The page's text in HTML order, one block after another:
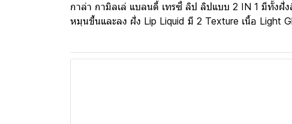
กาล่า กามิลเล่ แบลนดี้ เทรซี่ ลิป ลิปแบบ 2 IN 1 มีทั้งฝั่
หมุนขึ้นและลง ฝั่ง Lip Liquid มี 2 Texture เนื้อ Light